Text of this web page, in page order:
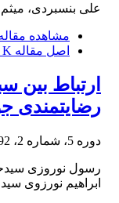
علی بنسبردی،
مشاهده
اصل مقاله K
ارتباط بین
رضایتمندی
دوره 5، شماره 2، 1392، صفحه
رسول نوروزی
ابراهیم نورزوی